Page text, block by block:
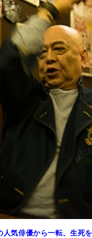
人気俳優から一転、生死